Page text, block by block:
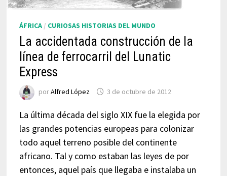
ÁFRICA/ CURIOSAS HISTORIAS DEL MUNDO
La accidentada construcción de la
línea de ferrocarril del Lunatic
Express
porAlfred López 3 de octubre de 2012
La última década del siglo XIX fue la elegida por
las grandes potencias europeas para colonizar
todo aquel terreno posible del continente
africano. Tal y como estaban las leyes de por
entonces, aquel país que llegaba e instalaba un